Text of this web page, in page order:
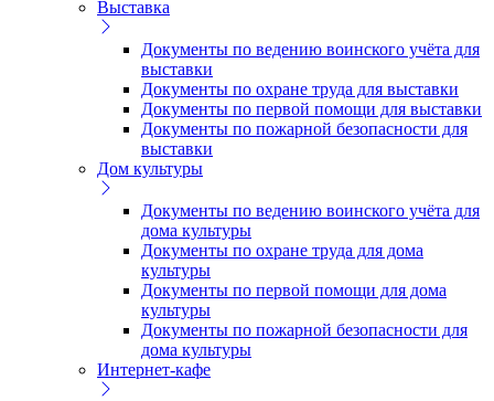
Выставка
Документы по ведению воинского учёта для
выставки
Документы по охране труда для выставки
Документы по первой помощи для выставки
Документы по пожарной безопасности для
выставки
Дом культуры
Документы по ведению воинского учёта для
дома культуры
Документы по охране труда для дома
культуры
Документы по первой помощи для дома
культуры
Документы по пожарной безопасности для
дома культуры
Интернет-кафе